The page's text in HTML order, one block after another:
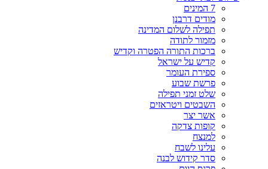
7 המינים
מודים דרבנן
תפילה לשלום המדינה
מזמור לתודה
ברכות התורה הפטרה וקדיש
קדיש על ישראל
ספירת העומר
פרשת שבוע
שלט זמני תפילה
השבטים ויטראזים
אשר יצר
קופות צדקה
למנצח
עלינו לשבח
סדר קידוש לבנה